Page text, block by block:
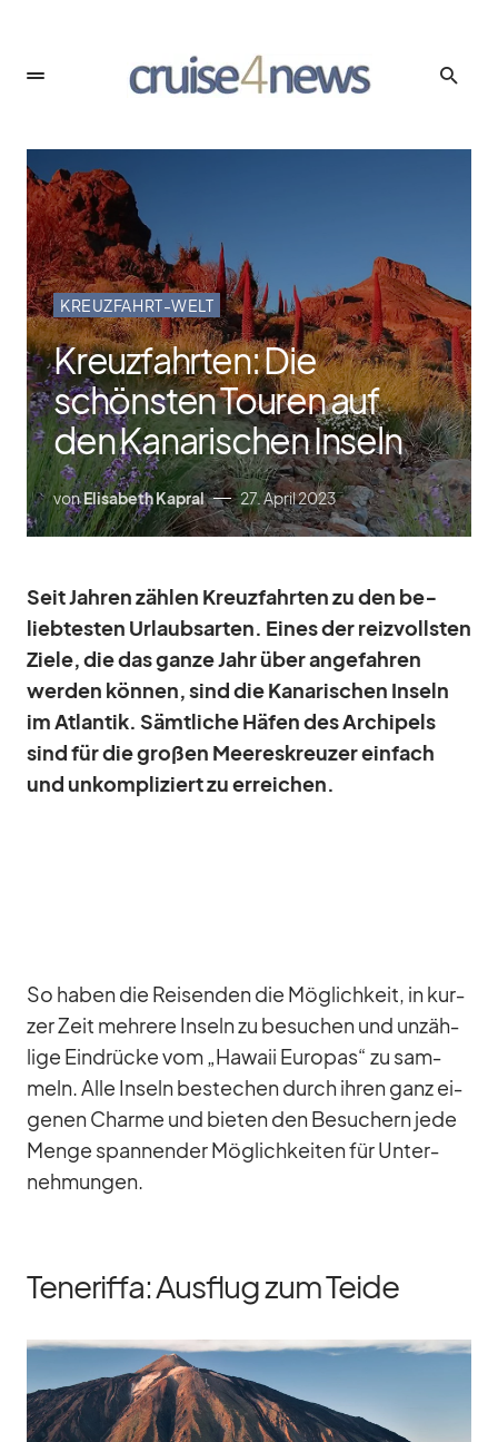
KREUZFAHRT-WELT
Kreuzfahrten: Die
schönsten Touren auf
den Kanarischen Inseln
vonElisabeth Kapral 27. April 2023
Seit Jah­ren zäh­len Kreuz­fahr­ten zu den be­
lieb­tes­ten Ur­laubs­ar­ten. Ei­nes der reiz­volls­ten
Ziele, die das ganze Jahr über an­ge­fah­ren
wer­den kön­nen, sind die Ka­na­ri­schen In­seln
im At­lan­tik. Sämt­li­che Hä­fen des Ar­chi­pels
sind für die gro­ßen Mee­res­kreu­zer ein­fach
und un­kom­pli­ziert zu er­rei­chen.
So ha­ben die Rei­sen­den die Mög­lich­keit, in kur­
zer Zeit meh­rere In­seln zu be­su­chen und un­zäh­
lige Ein­drü­cke vom „Ha­waii Eu­ro­pas“ zu sam­
meln. Alle In­seln be­stechen durch ih­ren ganz ei­
ge­nen Charme und bie­ten den Be­su­chern jede
Menge span­nen­der Mög­lich­kei­ten für Un­ter­
neh­mun­gen.
Teneriffa: Ausflug zum Teide